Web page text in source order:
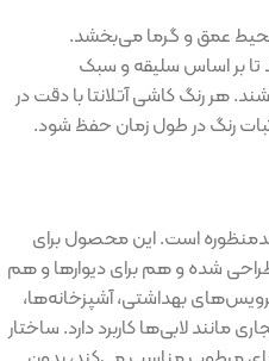
عمق و گرما می‌بخشد.
تا بر اساس سلیقه و سبک
.هر رنگ کاشی آتلانتا با دقت در
ثبات رنگ در طول زمان حفظ شود.
است.این محصول برای
شده و هم برای دیوارها و هم
بهداشتی، آشپزخانه‌ها،
لابی‌ها کاربرد دارد.ساختار